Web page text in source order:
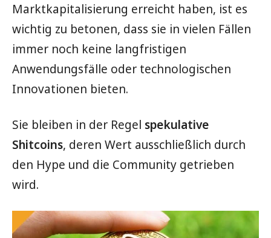
Marktkapitalisierung erreicht haben, ist es
wichtig zu betonen, dass sie in vielen Fällen
immer noch keine langfristigen
Anwendungsfälle oder technologischen
Innovationen bieten.
Sie bleiben in der Regel spekulative
Shitcoins, deren Wert ausschließlich durch
den Hype und die Community getrieben
wird.